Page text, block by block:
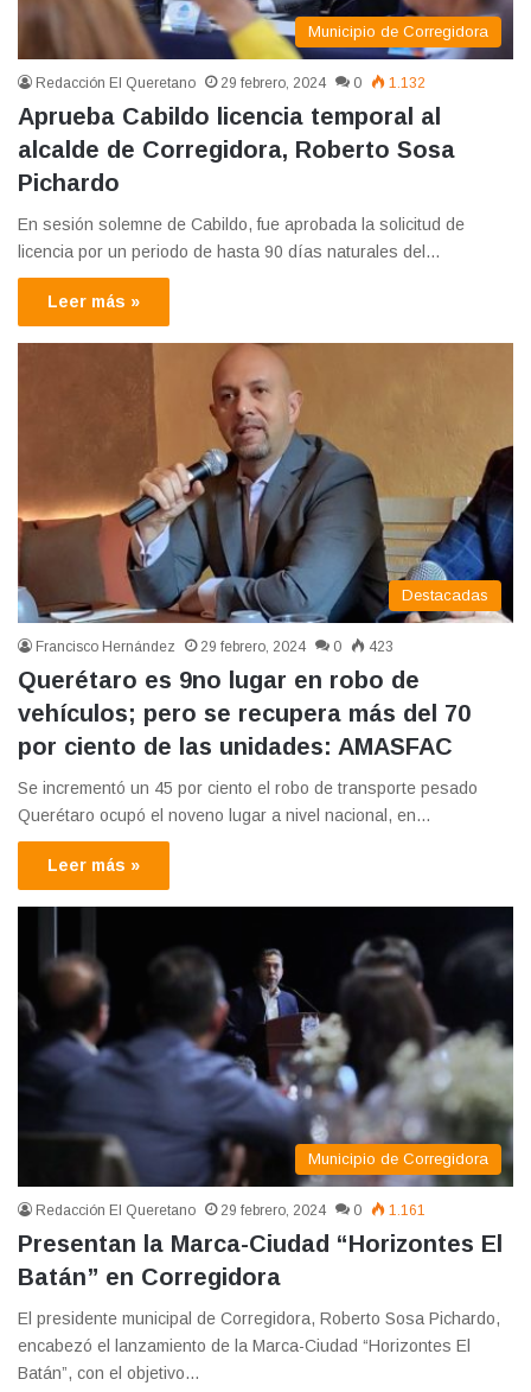
Municipio de Corregidora
Redacción El Queretano 29 febrero, 2024 0 1.132
Aprueba Cabildo licencia temporal al
alcalde de Corregidora, Roberto Sosa
Pichardo
En sesión solemne de Cabildo, fue aprobada la solicitud de
licencia por un periodo de hasta 90 días naturales del…
Leer más »
Destacadas
Francisco Hernández 29 febrero, 2024 0 423
Querétaro es 9no lugar en robo de
vehículos; pero se recupera más del 70
por ciento de las unidades: AMASFAC
Se incrementó un 45 por ciento el robo de transporte pesado
Querétaro ocupó el noveno lugar a nivel nacional, en…
Leer más »
Municipio de Corregidora
Redacción El Queretano 29 febrero, 2024 0 1.161
Presentan la Marca-Ciudad “Horizontes El
Batán” en Corregidora
El presidente municipal de Corregidora, Roberto Sosa Pichardo,
encabezó el lanzamiento de la Marca-Ciudad “Horizontes El
Batán”, con el objetivo…